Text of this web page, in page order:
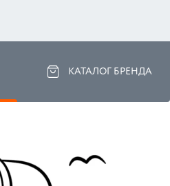
КАТАЛОГ БРЕНДА